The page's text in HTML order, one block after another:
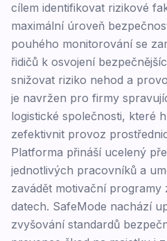
cílem identifikovat rizikové
maximální úroveň
pouhého monitorování se
řidičů k osvojení
snižovat riziko nehod a
je navržen pro firmy
logistické společnosti, které
zefektivnit provoz
Platforma přináší ucelený
jednotlivých pracovníků a
zavádět motivační programy
datech. SafeMode nachází
zvyšování standardů